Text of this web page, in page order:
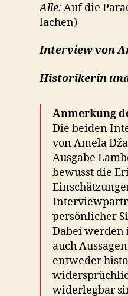
Alle:Auf die
lachen)
Interview von
Historikerin
Anmerkung
Die beiden
von Amela
Ausgabe
bewusst die
persönlicher
Dabei
auch
entweder
widerlegbar